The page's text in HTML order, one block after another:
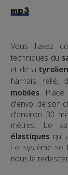
mp3
Vous l'avez
techniques du
et de la
harnais relié,
mobiles.
d'envol de son
d'environ 30
mètres. Le
élastiques qui
Le système se
nous le